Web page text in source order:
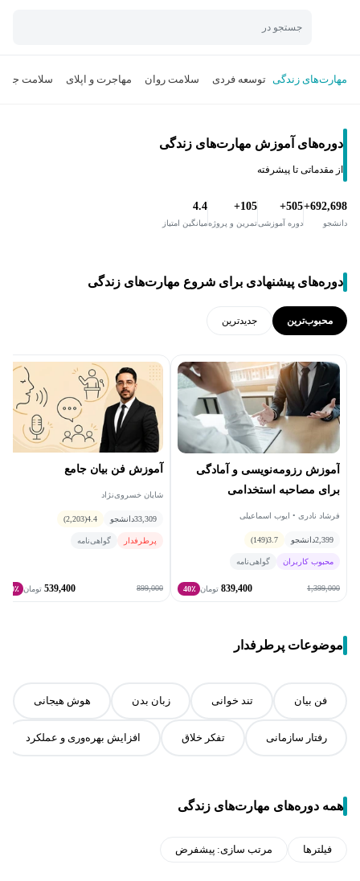
جستجو در
مهارت‌های زندگی توسعه فردی سلامت روان مهاجرت و اپلای سلامت
دوره‌های آموزش مهارت‌های زندگی
از مقدماتی تا پیشرفته
692,698+
دانشجو
505+
دوره آموزشی
105+
تمرین و پروژه
4.4
میانگین امتیاز
دوره‌های پیشنهادی برای شروع مهارت‌های زندگی
محبوب‌ترین جدید‌ترین
آموزش رزومه‌نویسی و آمادگی
برای مصاحبه استخدامی
فرشاد نادری • ایوب اسماعیلی
2,399دانشجو 3.7
(149)
محبوب کاربران گواهی‌نامه
1,399,000
839,400 تومان 40٪
آموزش فن بیان جامع
شایان خسروی‌نژاد
33,309دانشجو 4.4
(2,203)
پرطرفدار گواهی‌نامه
899,000
539,400 تومان 40٪
موضوعات پرطرفدار
فن بیان تند خوانی زبان بدن هوش هیجانی
رفتار سازمانی تفکر خلاق افزایش بهره‌وری و عملکرد
همه دوره‌های مهارت‌های زندگی
فیلترها مرتب سازی: پیشفرض